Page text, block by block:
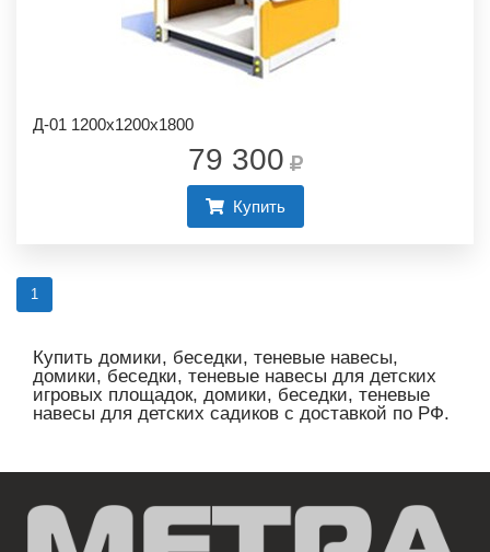
Д-01 1200х1200х1800
79 300
Купить
1
Купить домики, беседки, теневые навесы,
домики, беседки, теневые навесы для детских
игровых площадок, домики, беседки, теневые
навесы для детских садиков с доставкой по РФ.